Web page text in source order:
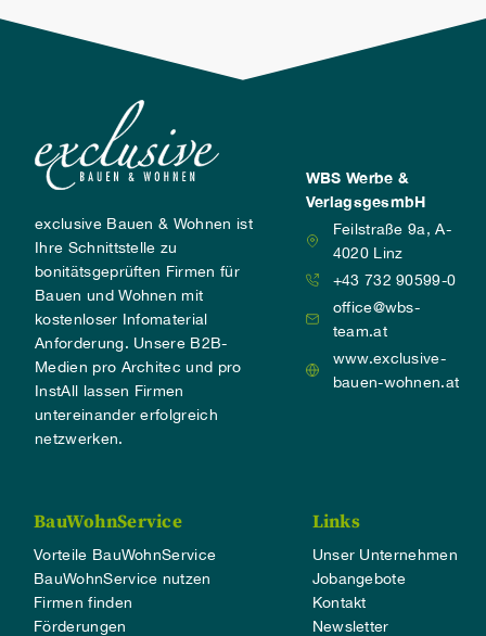
exclusive Bauen & Wohnen ist
Ihre Schnittstelle zu
bonitätsgeprüften Firmen für
Bauen und Wohnen mit
kostenloser Infomaterial
Anforderung. Unsere B2B-
Medien pro Architec und pro
InstAll lassen Firmen
untereinander erfolgreich
netzwerken.
WBS Werbe &
VerlagsgesmbH
Feilstraße 9a, A-
4020 Linz
+43 732 90599-0
office@wbs-
team.at
www.exclusive-
bauen-wohnen.at
BauWohnService
Vorteile BauWohnService
BauWohnService nutzen
Firmen finden
Förderungen
Links
Unser Unternehmen
Jobangebote
Kontakt
Newsletter